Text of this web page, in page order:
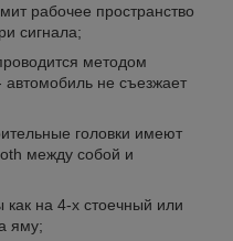
рабочее пространство
сигнала;
методом
не съезжает
головки имеют
между собой и
как на 4-х стоечный или
яму;